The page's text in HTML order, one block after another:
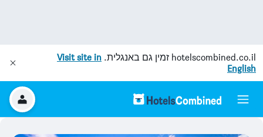
hotelscombined.co.il זמין גם באנגלית. Visit site in
English